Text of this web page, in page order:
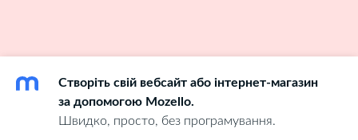
Створіть свій вебсайт або інтернет-магазин
за допомогою Mozello.
Швидко, просто, без програмування.